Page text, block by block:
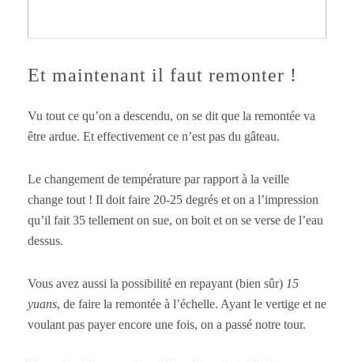
Et maintenant il faut remonter !
Vu tout ce qu’on a descendu, on se dit que la remontée va
être ardue. Et effectivement ce n’est pas du gâteau.
Le changement de température par rapport à la veille
change tout ! Il doit faire 20-25 degrés et on a l’impression
qu’il fait 35 tellement on sue, on boit et on se verse de l’eau
dessus.
Vous avez aussi la possibilité en repayant (bien sûr) 15
yuans, de faire la remontée à l’échelle. Ayant le vertige et ne
voulant pas payer encore une fois, on a passé notre tour.